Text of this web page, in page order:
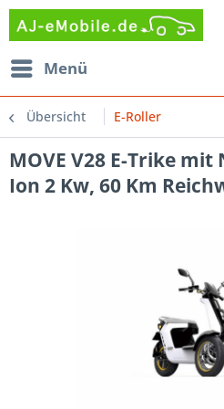
Menü
Übersicht E-Roller
MOVE V28 E-Trike
Ion 2 Kw, 60 Km